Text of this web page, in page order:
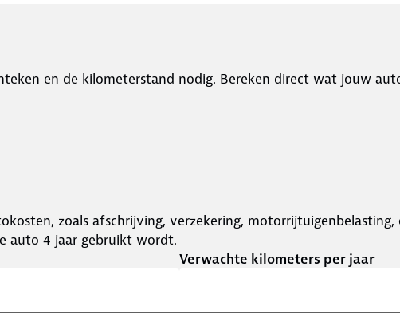
en de kilometerstand nodig. Bereken direct wat jouw
zoals afschrijving, verzekering,
auto 4 jaar gebruikt wordt.
Verwachte kilometers per jaar